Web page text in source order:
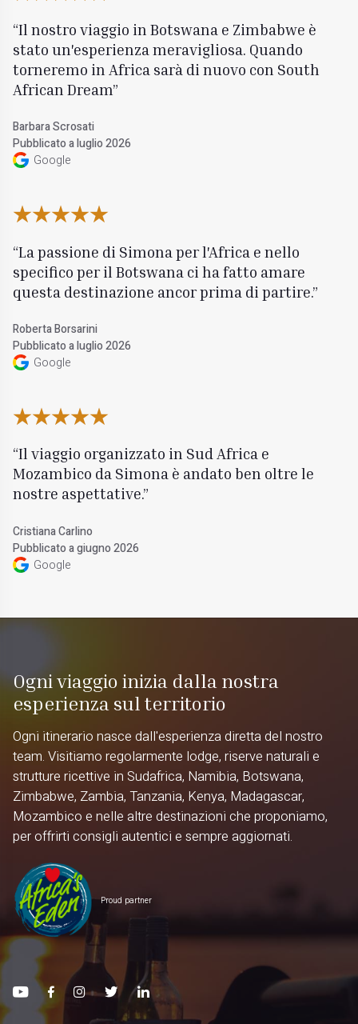
Il nostro viaggio in Botswana e Zimbabwe è
stato un'esperienza meravigliosa. Quando
torneremo in Africa sarà di nuovo con South
African Dream
Barbara Scrosati
Pubblicato a luglio 2026
Google
La passione di Simona per l'Africa e nello
specifico per il Botswana ci ha fatto amare
questa destinazione ancor prima di partire.
Roberta Borsarini
Pubblicato a luglio 2026
Google
Il viaggio organizzato in Sud Africa e
Mozambico da Simona è andato ben oltre le
nostre aspettative.
Cristiana Carlino
Pubblicato a giugno 2026
Google
Ogni viaggio inizia dalla nostra
esperienza sul territorio
Ogni itinerario nasce dall'esperienza diretta del nostro
team. Visitiamo regolarmente lodge, riserve naturali e
strutture ricettive in Sudafrica, Namibia, Botswana,
Zimbabwe, Zambia, Tanzania, Kenya, Madagascar,
Mozambico e nelle altre destinazioni che proponiamo,
per offrirti consigli autentici e sempre aggiornati.
Proud partner